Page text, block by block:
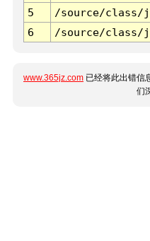
5
/source/class/
6
/source/class/
www.365jz.com 已经将此出错信
们